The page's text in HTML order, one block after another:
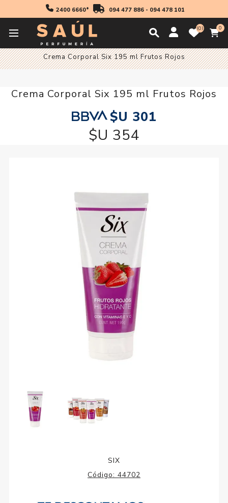
2400 6660* 094 477 886- 094 478 101
0 0
Inicio
Crema Corporal Six 195 ml Frutos Rojos
Crema Corporal Six 195 ml Frutos Rojos
$U 301
$U 354
SIX
Código: 44702